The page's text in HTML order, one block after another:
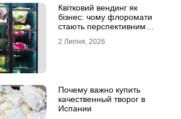
Квітковий вендинг як
бізнес: чому флоромати
стають перспективним
2 Липня, 2026
Почему важно купить
качественный творог в
Испании